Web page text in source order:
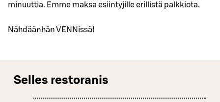
minuuttia. Emme maksa esiintyjille erillistä palkkiota.
Nähdäänhän VENNissä!
Selles restoranis